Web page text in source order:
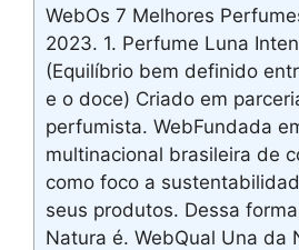
WebOs 7 Melhores
2023. 1. Perfume Luna
(Equilíbrio bem definido
e o doce) Criado em
perfumista. WebFundada
multinacional brasileira de
como foco a
seus produtos. Dessa
Natura é. WebQual Una da